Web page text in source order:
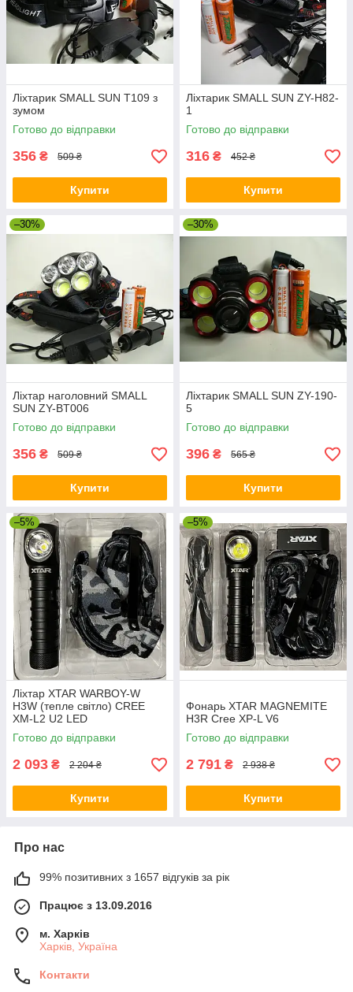
Ліхтарик SMALL SUN Т109 з
зумом
Готово до відправки
356 ₴ 509 ₴
Купити
Ліхтарик SMALL SUN ZY-H82-
1
Готово до відправки
316 ₴ 452 ₴
Купити
–30%
Ліхтар наголовний SMALL
SUN ZY-BT006
Готово до відправки
356 ₴ 509 ₴
Купити
–30%
Ліхтарик SMALL SUN ZY-190-
5
Готово до відправки
396 ₴ 565 ₴
Купити
–5%
Ліхтар XTAR WARBOY-W
H3W (тепле світло) CREE
XM-L2 U2 LED
Готово до відправки
2 093 ₴ 2 204 ₴
Купити
–5%
Фонарь XTAR MAGNEMITE
H3R Cree XP-L V6
Готово до відправки
2 791 ₴ 2 938 ₴
Купити
Про нас
99% позитивних з 1657 відгуків за рік
Працює з 13.09.2016
м. Харків
Харків, Україна
Контакти